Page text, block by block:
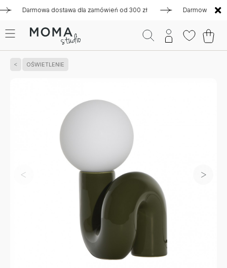
Darmowa dostawa dla zamówień od 300 zł Darmowa dostawa
OŚWIETLENIE